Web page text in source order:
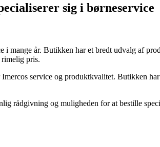
sig i børneservice
i mange år. Butikken har et bredt udvalg af
pris.
service og produktkvalitet. Butikken
rådgivning og muligheden for at bestille